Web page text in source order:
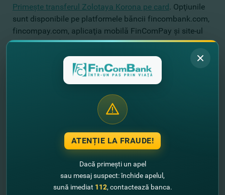
Primeşte transferul Zolotaya Korona pe card. Opţiunile
sunt disponibile pe platformele băncii fincombank.com,
fincompay.com, aplicaţia mobilă FinComPay şi site-ul
Clickpay.md (în cazul transferului efectuat prin Zolotaya
FinComBank – şi mai aproape de cei dragi!
Alte noutăţiATENȚIE LA FRAUDE!
Dacă primești un apel
sau mesaj suspect: închide apelul,
sună imediat 112, contactează banca.